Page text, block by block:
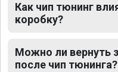
Как чип тюнинг
коробку?
Можно ли вернуть
после чип тюнинга?